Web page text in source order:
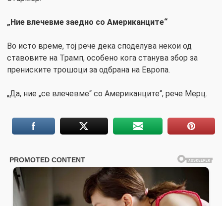
„Ние влечевме заедно со Американците“
Во исто време, тој рече дека споделува некои од
ставовите на Трамп, особено кога станува збор за
прениските трошоци за одбрана на Европа.
„Да, ние „се влечевме“ со Американците“, рече Мерц.